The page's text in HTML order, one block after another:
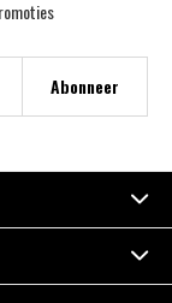
Abonneer